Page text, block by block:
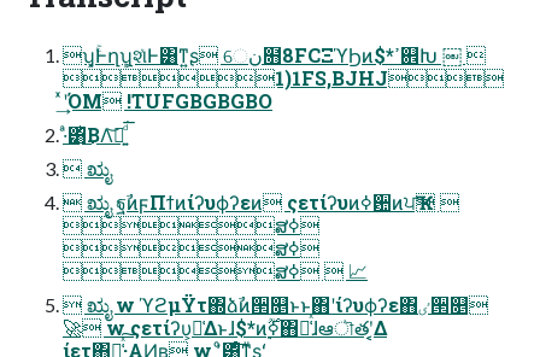
ʮ͓ۚͰղܾʯ͕શͯͰ͸ͳ͍ʂ େن໛8FCΞϓϦͷ$*ߴ଎Խ ￼ 
1)1FS,BJHJ
ͯ͢ʹΌΜ !TUFGBGBGBO
·ͣ͸ͪ͜ΒΛ͝ཡ͍ͩ͘͞
 ಋೖ
 ಋೖ ฐࣾͷϝΠϯͷίʔυϕʔεͷ ςετίʔυͷߦ਺ͷਪҠ 
ສߦ
ສߦ
ສߦ  📈
 ಋೖ w ϓϩμΫτ΍ձࣾͷ੒௕ͱͱ΋ʹίʔυϕʔε΋ٸ੒௕
🚀 w ςετίʔυ͕૿͑Δͱɺ$*ͷ࣮ߦ࣌ؒ΋૿͑ͯɺఆৗతʹ͔͔Δ
ίετ΋૿͑ͯ͠·͏ΑͶʙ w ʼͦ͏͸ͤ͞ͳ͍ͧʂʻ